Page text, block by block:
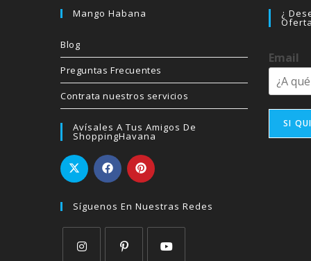
Mango Habana
Blog
Preguntas Frecuentes
Contrata nuestros servicios
Avísales A Tus Amigos De
ShoppingHavana
Síguenos En Nuestras Redes
¿
Email
SI